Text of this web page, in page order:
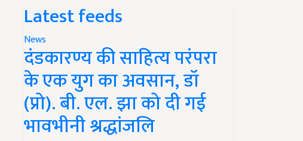
Latest feeds
News
दंडकारण्य की साहित्य परंपरा
के एक युग का अवसान, डॉ
(प्रो). बी. एल. झा को दी गई
भावभीनी श्रद्धांजलि